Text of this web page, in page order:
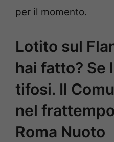
per il momento.
Lotito sul
hai fatto? Se
tifosi. Il
nel
Roma Nuoto